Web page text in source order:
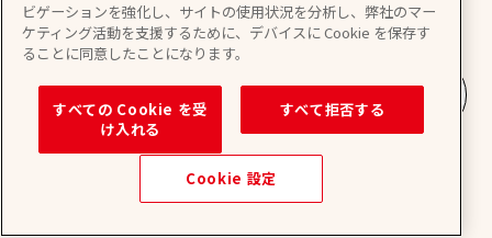
#おかず #おつまみ #季節の献立
レシピをもっとみる
ビゲーションを強化し、サイトの使用状況を分析し、弊社のマー
ケティング活動を支援するために、デバイスに Cookie を保存す
ることに同意したことになります。
すべての Cookie を受
け入れる
すべて拒否する
Cookie 設定